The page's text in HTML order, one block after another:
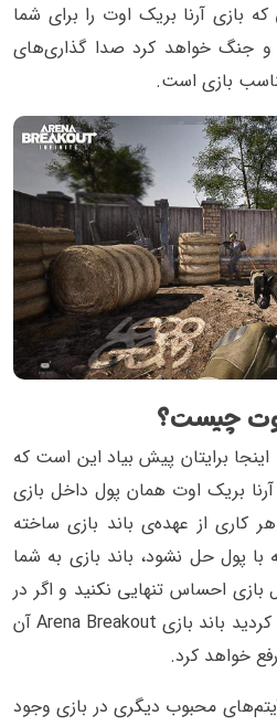
بازی آرنا بریک اوت را برای شما
و جنگ خواهد کرد صدا گذاری‌های
بازی است.
اوت چیست؟
برایتان پیش بیاد این است که
بریک اوت همان پول داخل بازی
کاری از عهده‌ی باند بازی ساخته
پول حل نشود، باند بازی به شما
احساس تنهایی نکنید و اگر در
هر جای بازی احساس مشکل کردید باند بازی Arena Breakout آن
خواهد کرد.
آیتم‌های محبوب دیگری در بازی وجود